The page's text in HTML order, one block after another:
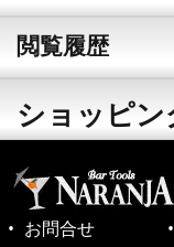
閲覧履歴
ショッピ
お問合せ